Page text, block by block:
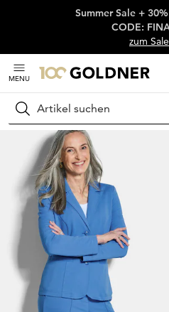
Überspringe Navigation,
Summer Sale +
CODE:
zum Sale
MENU
Suchen
Startseite Damenmode